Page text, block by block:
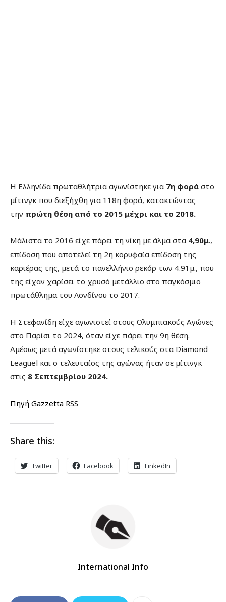
Η Ελληνίδα πρωταθλήτρια αγωνίστηκε για 7η φορά στο
μίτινγκ που διεξήχθη για 118η φορά, κατακτώντας
την πρώτη θέση από το 2015 μέχρι και το 2018.
Μάλιστα το 2016 είχε πάρει τη νίκη με άλμα στα 4,90μ.,
επίδοση που αποτελεί τη 2η κορυφαία επίδοση της
καριέρας της, μετά το πανελλήνιο ρεκόρ των 4.91μ., που
της είχαν χαρίσει το χρυσό μετάλλιο στο παγκόσμιο
πρωτάθλημα του Λονδίνου το 2017.
Η Στεφανίδη είχε αγωνιστεί στους Ολυμπιακούς Αγώνες
στο Παρίσι το 2024, όταν είχε πάρει την 9η θέση.
Αμέσως μετά αγωνίστηκε στους τελικούς στα Diamond
Leaguel και ο τελευταίος της αγώνας ήταν σε μίτινγκ
στις 8 Σεπτεμβρίου 2024.
Πηγή Gazzetta RSS
Share this:
Twitter Facebook LinkedIn
International Info